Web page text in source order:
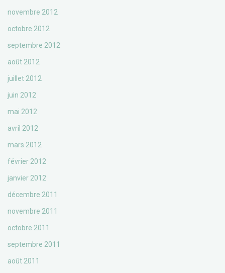
novembre 2012
octobre 2012
septembre 2012
août 2012
juillet 2012
juin 2012
mai 2012
avril 2012
mars 2012
février 2012
janvier 2012
décembre 2011
novembre 2011
octobre 2011
septembre 2011
août 2011